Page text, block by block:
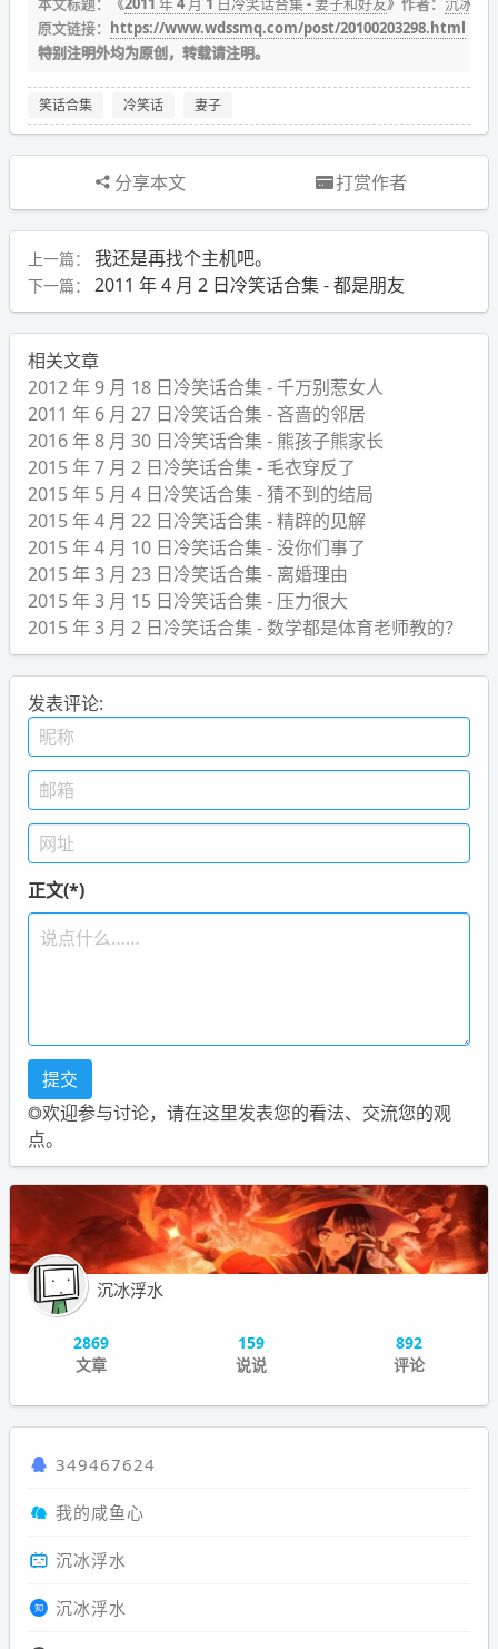
原文链接： https://www.wdssmq.com/post/20100203298.html
特别注明外均为原创，转载请注明。
笑话合集 冷笑话 妻子
分享本文 打赏作者
上一篇： 我还是再找个主机吧。
下一篇： 2011 年 4 月 2 日冷笑话合集 - 都是朋友
相关文章
2012 年 9 月 18 日冷笑话合集 - 千万别惹女人
2011 年 6 月 27 日冷笑话合集 - 吝啬的邻居
2016 年 8 月 30 日冷笑话合集 - 熊孩子熊家长
2015 年 7 月 2 日冷笑话合集 - 毛衣穿反了
2015 年 5 月 4 日冷笑话合集 - 猜不到的结局
2015 年 4 月 22 日冷笑话合集 - 精辟的见解
2015 年 4 月 10 日冷笑话合集 - 没你们事了
2015 年 3 月 23 日冷笑话合集 - 离婚理由
2015 年 3 月 15 日冷笑话合集 - 压力很大
2015 年 3 月 2 日冷笑话合集 - 数学都是体育老师教的？
发表评论:
正文(*)
◎欢迎参与讨论，请在这里发表您的看法、交流您的观
点。
沉冰浮水
2869
文章
159
说说
892
评论
349467624
我的咸鱼心
沉冰浮水
沉冰浮水